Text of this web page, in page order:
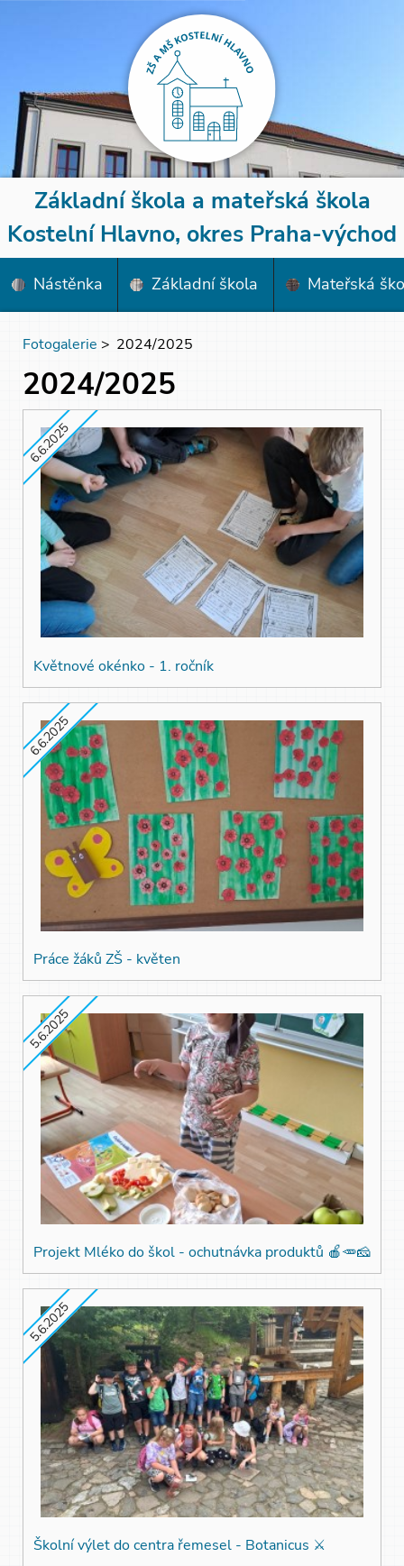
Základní škola a mateřská škola
Kostelní Hlavno, okres Praha-východ
Nástěnka Základní škola Mateřská
Fotogalerie > 2024/2025
2024/2025
6.6.2025
Květnové okénko - 1. ročník
6.6.2025
Práce žáků ZŠ - květen
5.6.2025
Projekt Mléko do škol - ochutnávka produktů 🍎🥕🧀
5.6.2025
Školní výlet do centra řemesel - Botanicus ⚔️